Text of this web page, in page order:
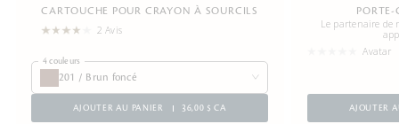
CARTOUCHE POUR CRAYON À SOURCILS
2 Avis
4 couleurs
201 / Brun foncé
AJOUTER AU PANIER 36,00 $ CA
Le partenaire de
Avatar
AJOUTER